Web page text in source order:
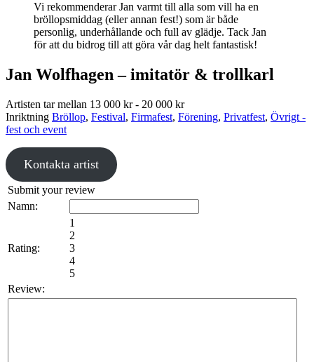
Vi rekommenderar Jan varmt till alla som vill ha en
bröllopsmiddag (eller annan fest!) som är både
personlig, underhållande och full av glädje. Tack Jan
för att du bidrog till att göra vår dag helt fantastisk!
Primärt
Jan Wolfhagen – imitatör & trollkarl
Artisten tar mellan 13 000 kr - 20 000 kr
Inriktning Bröllop, Festival, Firmafest, Förening, Privatfest, Övrigt -
fest och event
Kontakta artist
Submit your review
Namn:
Rating:
1
2
3
4
5
Review: